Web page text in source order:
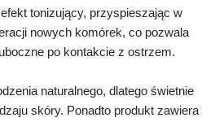
tonizujący, przyspieszając w
nowych komórek, co pozwala
po kontakcie z ostrzem.
naturalnego, dlatego świetnie
skóry. Ponadto produkt zawiera